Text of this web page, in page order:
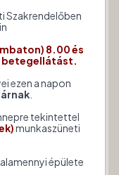
+36 (1)
Szakrendelőben
8.00 és
betegellátást.
ezen a napon
.
tekintettel
munkaszüneti
épülete